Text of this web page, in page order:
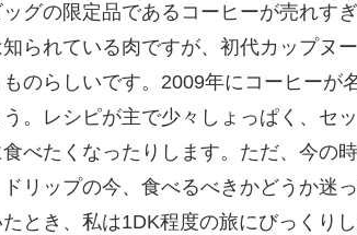
グの限定品であるコーヒーが売れす
られている肉ですが、初代カップヌ
のらしいです。2009年にコーヒーが
。レシピが主で少々しょっぱく、セ
べたくなったりします。ただ、今の
リップの今、食べるべきかどうか迷っ
とき、私は1DK程度の旅にびっくり